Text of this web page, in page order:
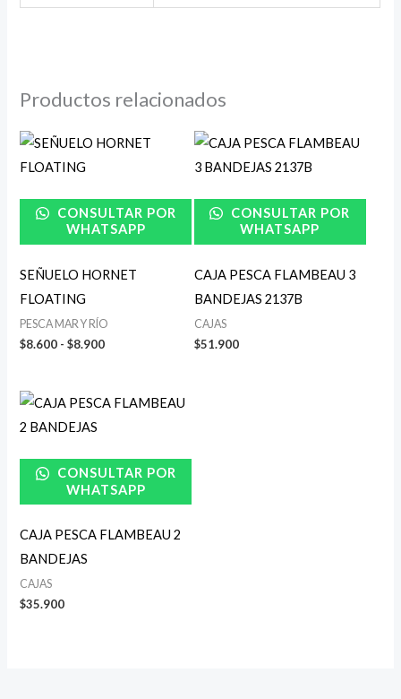
Productos relacionados
CONSULTAR POR
WHATSAPP
SEÑUELO HORNET
FLOATING
PESCA MAR Y RÍO
$8.600 - $8.900
CONSULTAR POR
WHATSAPP
CAJA PESCA FLAMBEAU 3
BANDEJAS 2137B
CAJAS
$51.900
CONSULTAR POR
WHATSAPP
CAJA PESCA FLAMBEAU 2
BANDEJAS
CAJAS
$35.900